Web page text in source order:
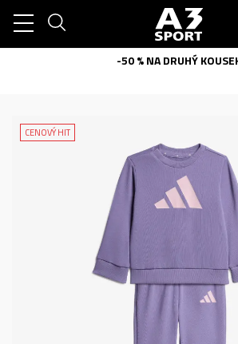
-50 % NA DRUHÝ
CENOVÝ HIT